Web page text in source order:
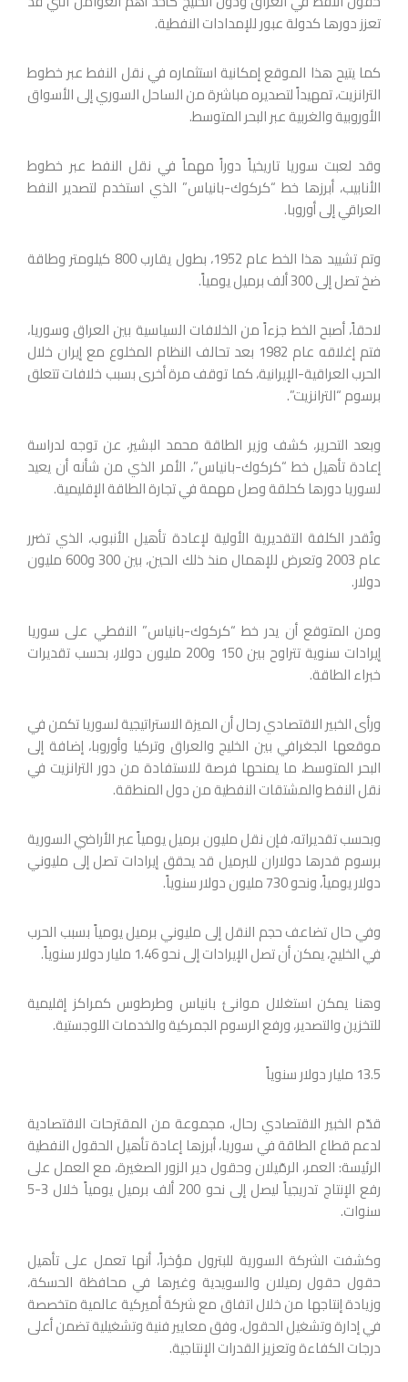
تعزز دورها كدولة عبور للإمدادات النفطية.
كما يتيح هذا الموقع إمكانية استثماره في نقل النفط عبر خطوط
الترانزيت، تمهيداً لتصديره مباشرة من الساحل السوري إلى الأسواق
الأوروبية والغربية عبر البحر المتوسط.
وقد لعبت سوريا تاريخياً دوراً مهماً في نقل النفط عبر خطوط
الأنابيب، أبرزها خط “كركوك-بانياس” الذي استخدم لتصدير النفط
العراقي إلى أوروبا.
وتم تشييد هذا الخط عام 1952، بطول يقارب 800 كيلومتر وطاقة
ضخ تصل إلى 300 ألف برميل يومياً.
لاحقاً، أصبح الخط جزءاً من الخلافات السياسية بين العراق وسوريا،
فتم إغلاقه عام 1982 بعد تحالف النظام المخلوع مع إيران خلال
الحرب العراقية-الإيرانية، كما توقف مرة أخرى بسبب خلافات تتعلق
برسوم “الترانزيت”.
وبعد التحرير، كشف وزير الطاقة محمد البشير، عن توجه لدراسة
إعادة تأهيل خط “كركوك-بانياس”، الأمر الذي من شأنه أن يعيد
لسوريا دورها كحلقة وصل مهمة في تجارة الطاقة الإقليمية.
وتُقدر الكلفة التقديرية الأولية لإعادة تأهيل الأنبوب، الذي تضرر
عام 2003 وتعرض للإهمال منذ ذلك الحين، بين 300 و600 مليون
دولار.
ومن المتوقع أن يدر خط “كركوك-بانياس” النفطي على سوريا
إيرادات سنوية تتراوح بين 150 و200 مليون دولار، بحسب تقديرات
خبراء الطاقة.
ورأى الخبير الاقتصادي رحال أن الميزة الاستراتيجية لسوريا تكمن في
موقعها الجغرافي بين الخليج والعراق وتركيا وأوروبا، إضافة إلى
البحر المتوسط، ما يمنحها فرصة للاستفادة من دور الترانزيت في
نقل النفط والمشتقات النفطية من دول المنطقة.
وبحسب تقديراته، فإن نقل مليون برميل يومياً عبر الأراضي السورية
برسوم قدرها دولاران للبرميل قد يحقق إيرادات تصل إلى مليوني
دولار يومياً، ونحو 730 مليون دولار سنوياً.
وفي حال تضاعف حجم النقل إلى مليوني برميل يومياً بسبب الحرب
في الخليج، يمكن أن تصل الإيرادات إلى نحو 1.46 مليار دولار سنوياً.
وهنا يمكن استغلال موانئ بانياس وطرطوس كمراكز إقليمية
للتخزين والتصدير، ورفع الرسوم الجمركية والخدمات اللوجستية.
13.5 مليار دولار سنوياً
قدّم الخبير الاقتصادي رحال، مجموعة من المقترحات الاقتصادية
لدعم قطاع الطاقة في سوريا، أبرزها إعادة تأهيل الحقول النفطية
الرئيسة: العمر، الرمّيلان وحقول دير الزور الصغيرة، مع العمل على
رفع الإنتاج تدريجياً ليصل إلى نحو 200 ألف برميل يومياً خلال 3-5
سنوات.
وكشفت الشركة السورية للبترول مؤخراً، أنها تعمل على تأهيل
حقول حقول رميلان والسويدية وغيرها في محافظة الحسكة،
وزيادة إنتاجها من خلال اتفاق مع شركة أميركية عالمية متخصصة
في إدارة وتشغيل الحقول، وفق معايير فنية وتشغيلية تضمن أعلى
درجات الكفاءة وتعزيز القدرات الإنتاجية.